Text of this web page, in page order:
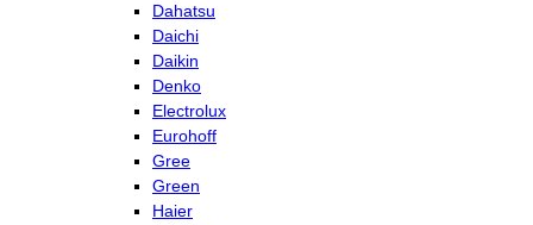
Dahatsu
Daichi
Daikin
Denko
Electrolux
Eurohoff
Gree
Green
Haier